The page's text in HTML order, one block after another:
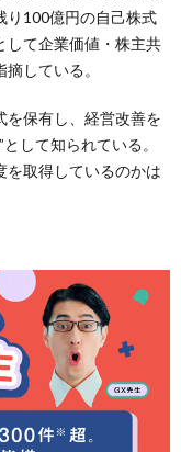
り100億円の自己株式
して企業価値・株主共
している。
を保有し、経営改善を
して知られている。
を取得しているのかは